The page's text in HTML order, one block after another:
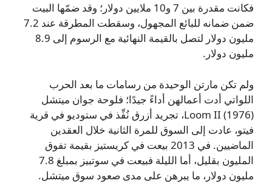
فكانت مقدرة بين 7 و10 ملايين دولار؛ وقد ضمّها البيت
ضمن ضمانه للبائع المجهول، وسقطت المطرقة عند 7.2
مليون دولار لتصل بالقيمة النهائية مع الرسوم إلى 8.9
مليون دولار.
ولم تكن مارتن الوحيدة من رسامات ما بعد الحرب
اللواتي أدت أعمالهن أداءً جيدًا؛ فلوحة جوان ميتشل
Loom II (1976)، تجريد أزرق نُفِّذ في ستوديو في قرية
فيتو، عادت إلى السوق للمرة الثانية خلال العقدين
الماضيين. في 2013 بيعت في كريستيز بقيمة تفوق
المليون بقليل، أما الليلة فبيعت في سوتبيز بمبلغ 7.8
مليون دولار، ما يبرهن على مدى صعود سوق ميتشل.